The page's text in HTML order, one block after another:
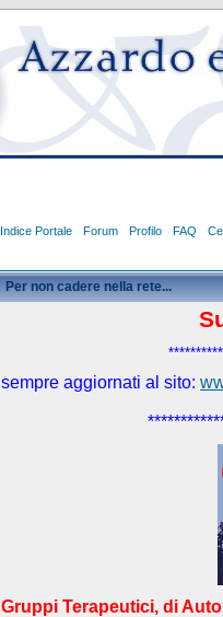
Indice Portale Forum Profilo FAQ
Per non cadere nella rete...
sempre aggiornati al sito:
Gruppi Terapeutici, di